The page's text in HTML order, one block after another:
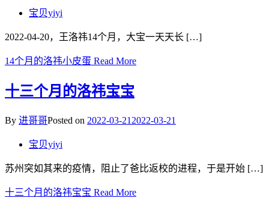
宝贝yiyi
2022-04-20，王洛祎14个月，大宝一天天长 […]
14个月的洛祎小皮蛋 Read More
十三个月的洛祎宝宝
By 进哥哥Posted on 2022-03-21 2022-03-21
宝贝yiyi
苏州突如其来的疫情，阻止了爸比返校的进程，于是开始 […]
十三个月的洛祎宝宝 Read More